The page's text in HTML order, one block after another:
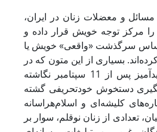
مسائل و معضلات زنان در ایران،
را مرکز توجه خویش قرار داده و
اساس سرگذشت «واقعی» خویش یا
بسیاری از این متون که در
فضای پرالتهاب و تهدیدآمیز پس از 11 سپتامبر نگاشته
دستخوش خودتحریفی گشته
کلیشه‌ای و اسلام‌هراسانه
تعدادی از زنان نوقلم، سوار بر